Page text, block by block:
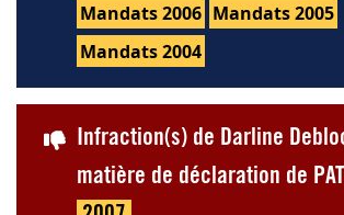
Mandats 2006 Mandats 2005
Mandats 2004
Infraction(s) de Darline
matière de déclaration de